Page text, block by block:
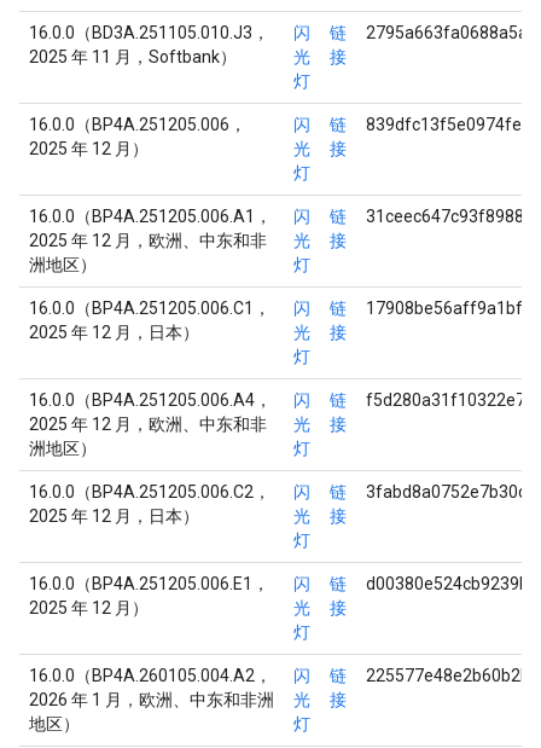
16.0.0（BD3A.251105.010.J3，
2025 年 11 月，Softbank）
闪
光
灯
链
接
16.0.0（BP4A.251205.006，
2025 年 12 月）
闪
光
灯
链
接
16.0.0（BP4A.251205.006.A1，
2025 年 12 月，欧洲、中东和非
洲地区）
闪
光
灯
链
接
16.0.0（BP4A.251205.006.C1，
2025 年 12 月，日本）
闪
光
灯
链
接
16.0.0（BP4A.251205.006.A4，
2025 年 12 月，欧洲、中东和非
洲地区）
闪
光
灯
链
接
16.0.0（BP4A.251205.006.C2，
2025 年 12 月，日本）
闪
光
灯
链
接
16.0.0（BP4A.251205.006.E1，
2025 年 12 月）
闪
光
灯
链
接
16.0.0（BP4A.260105.004.A2，
2026 年 1 月，欧洲、中东和非洲
地区）
闪
光
灯
链
接